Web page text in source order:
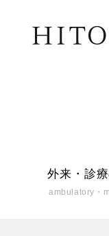
外来・診
ambulatory・